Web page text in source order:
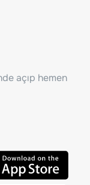
açıp hemen